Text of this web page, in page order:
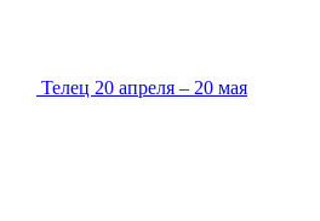
Телец 20 апреля – 20 мая